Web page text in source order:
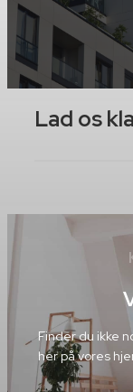
Lad os
Finder du ikke
her på vores